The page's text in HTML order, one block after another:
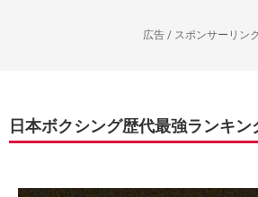
広告 / スポンサーリンク
日本ボクシング歴代最強ランキン